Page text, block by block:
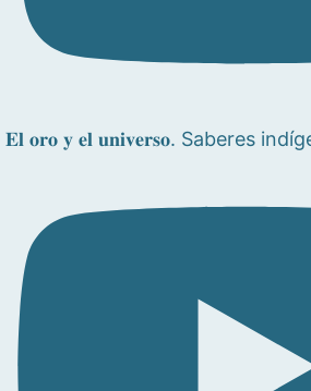
𝐄𝐥 𝐨𝐫𝐨 𝐲 𝐞𝐥 𝐮𝐧𝐢𝐯𝐞𝐫𝐬𝐨. Saberes